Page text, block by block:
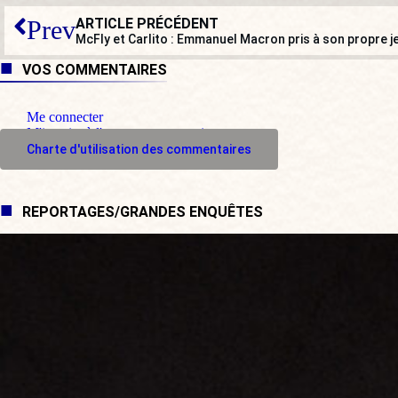
PrevARTICLE PRÉCÉDENT
McFly et Carlito : Emmanuel Macron pris à son propre
VOS COMMENTAIRES
Me connecter
M'inscrire à l'espace commentaire
Charte d'utilisation des commentaires
REPORTAGES/GRANDES ENQUÊTES